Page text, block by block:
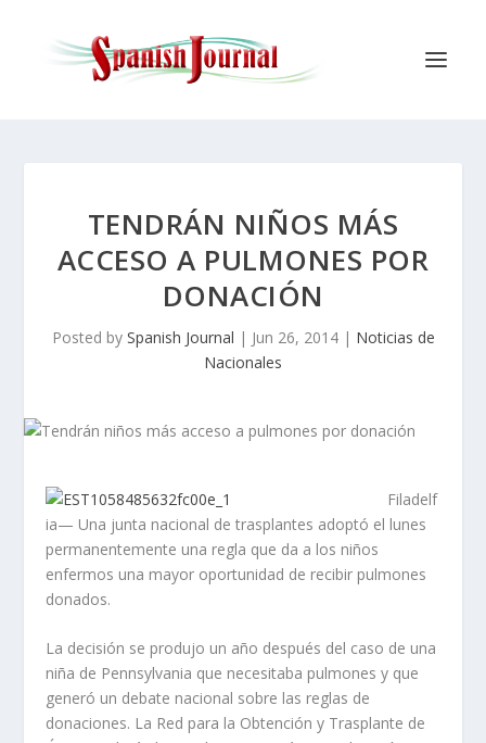
TENDRÁN NIÑOS MÁS
ACCESO A PULMONES POR
DONACIÓN
Posted by Spanish Journal | Jun 26, 2014| Noticias de
Nacionales
Filadelf
ia— Una junta nacional de trasplantes adoptó el lunes
permanentemente una regla que da a los niños
enfermos una mayor oportunidad de recibir pulmones
donados.
La decisión se produjo un año después del caso de una
niña de Pennsylvania que necesitaba pulmones y que
generó un debate nacional sobre las reglas de
donaciones. La Red para la Obtención y Trasplante de